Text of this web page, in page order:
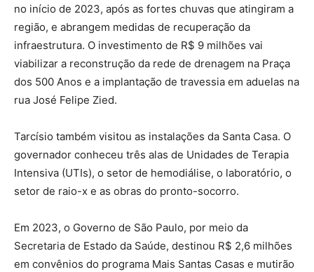
no início de 2023, após as fortes chuvas que atingiram a
região, e abrangem medidas de recuperação da
infraestrutura. O investimento de R$ 9 milhões vai
viabilizar a reconstrução da rede de drenagem na Praça
dos 500 Anos e a implantação de travessia em aduelas na
rua José Felipe Zied.
Tarcísio também visitou as instalações da Santa Casa. O
governador conheceu três alas de Unidades de Terapia
Intensiva (UTIs), o setor de hemodiálise, o laboratório, o
setor de raio-x e as obras do pronto-socorro.
Em 2023, o Governo de São Paulo, por meio da
Secretaria de Estado da Saúde, destinou R$ 2,6 milhões
em convênios do programa Mais Santas Casas e mutirão